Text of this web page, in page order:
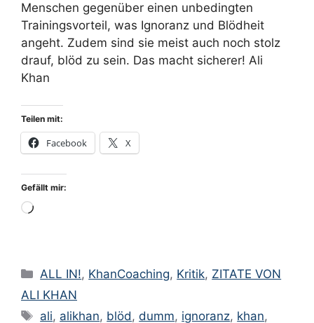
Menschen gegenüber einen unbedingten
Trainingsvorteil, was Ignoranz und Blödheit
angeht. Zudem sind sie meist auch noch stolz
drauf, blöd zu sein. Das macht sicherer! Ali
Khan
Teilen mit:
Facebook X
Gefällt mir:
Wird
Kategorien
ALL IN!, KhanCoaching, Kritik, ZITATE VON
ALI KHAN
Schlagwörter
ali, alikhan, blöd ,dumm, ignoranz, khan,